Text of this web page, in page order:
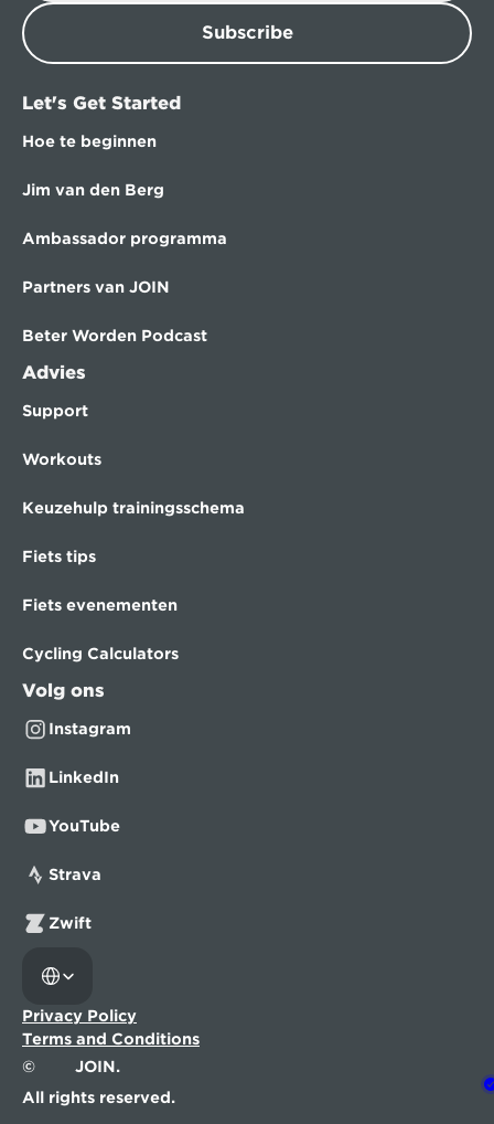
Subscribe
Let's Get Started
Hoe te beginnen
Jim van den Berg
Ambassador programma
Partners van JOIN
Beter Worden Podcast
Advies
Support
Workouts
Keuzehulp trainingsschema
Fiets tips
Fiets evenementen
Cycling Calculators
Volg ons
Instagram
LinkedIn
YouTube
Strava
Zwift
©
JOIN.
All rights reserved.
Privacy Policy
Terms and Conditions